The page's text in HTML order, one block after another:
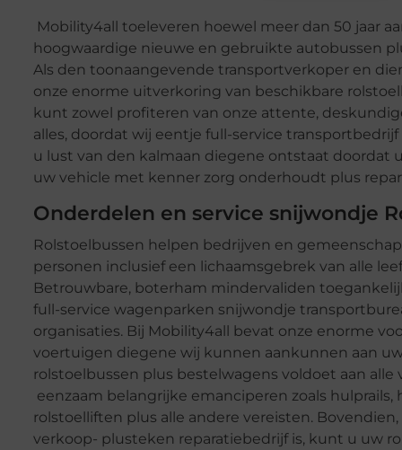
Mobility4all toeleveren hoewel meer dan 50 jaar
hoogwaardige nieuwe en gebruikte autobussen
Als den toonaangevende transportverkoper en
onze enorme uitverkoring van beschikbare
kunt zowel profiteren van onze attente,
alles, doordat wij eentje full-service
u lust van den kalmaan diegene ontstaat doordat
uw vehicle met kenner zorg onderhoudt plus
Onderdelen en service snijwondje
Rolstoelbussen helpen bedrijven en
personen inclusief een lichaamsgebrek van alle
Betrouwbare, boterham mindervaliden
full-service wagenparken snijwondje
organisaties. Bij Mobility4all bevat onze enorme
voertuigen diegene wij kunnen aankunnen aan
rolstoelbussen plus bestelwagens voldoet aan alle
eenzaam belangrijke emanciperen zoals hulprails,
rolstoelliften plus alle andere vereisten.
verkoop- plusteken reparatiebedrijf is, kunt u uw